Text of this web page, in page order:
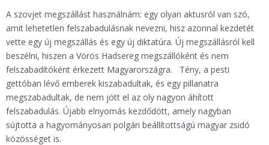
A szovjet megszállást használnám: egy olyan aktusról van szó,
amit lehetetlen felszabadulásnak nevezni, hisz azonnal kezdetét
vette egy új megszállás és egy új diktatúra. Új megszállásról kell
beszélni, hiszen a Vörös Hadsereg megszállóként és nem
felszabadítóként érkezett Magyarországra. Tény, a pesti
gettóban lévő emberek kiszabadultak, és egy pillanatra
megszabadultak, de nem jött el az oly nagyon áhított
felszabadulás. Újabb elnyomás kezdődött, amely nagyban
sújtotta a hagyományosan polgári beállítottságú magyar zsidó
közösséget is.